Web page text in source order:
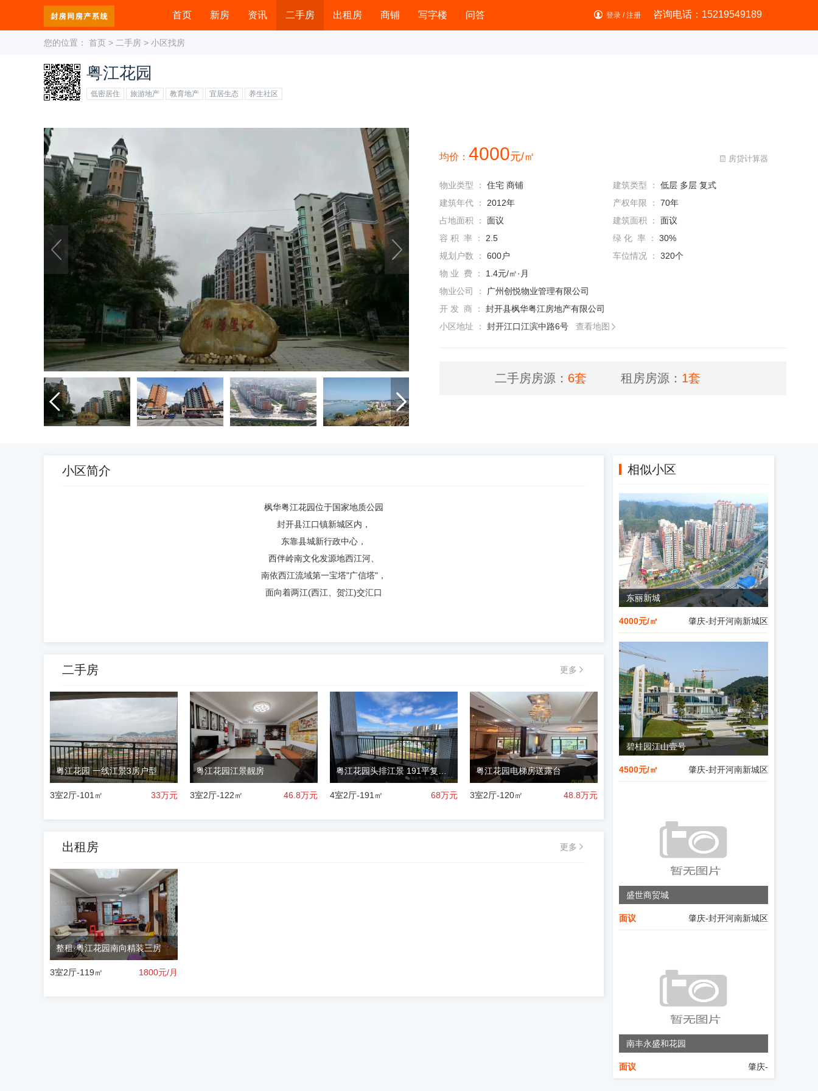
首页 新房 资讯 二手房 出租房 商铺 写字楼 问答 咨询电话：15219549189
登录 /注册
您的位置： 首页 > 二手房 > 小区找房
粤江花园
低密居住 旅游地产 教育地产 宜居生态 养生社区
 
均价： 4000元/㎡  房贷计算器
物业类型 ： 住宅 商铺 建筑类型 ：
低层 多层 复式
建筑年代 ：
2012年 产权年限 ：
70年
占地面积 ：
面议 建筑面积 ：
面议
容 积 率 ：
2.5 绿 化 率 ：
30%
规划户数 ：
600户 车位情况 ：
320个
物 业 费 ：
1.4元/㎡·月
物业公司 ：
广州创悦物业管理有限公司
开 发 商 ：
封开县枫华粤江房地产有限公司
小区地址 ：
封开江口江滨中路6号 查看地图 
二手房房源： 6套 租房房源： 1套
小区简介
枫华粤江花园位于国家地质公园
封开县江口镇新城区内，
东靠县城新行政中心，
西伴岭南文化发源地西江河、
南依西江流域第一宝塔"广信塔"，
面向着两江(西江、贺江)交汇口
二手房 更多
粤江花园 一线江景3房户型
3室2厅-101㎡ 33万元
粤江花园江景靓房
3室2厅-122㎡ 46.8万元
粤江花园头排江景 191平复式 可做5房 楼王户型热售
4室2厅-191㎡ 68万元
粤江花园电梯房送露台
3室2厅-120㎡ 48.8万元
出租房 更多
整租·粤江花园南向精装三房
3室2厅-119㎡ 1800元/月
相似小区
东丽新城
4000元/㎡ 肇庆-封开河南新城区
碧桂园江山壹号
4500元/㎡ 肇庆-封开河南新城区
盛世商贸城
面议 肇庆-封开河南新城区
南丰永盛和花园
面议 肇庆-